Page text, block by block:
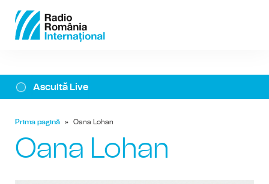
Ascultă Live
Prima pagină » Oana Lohan
Oana Lohan